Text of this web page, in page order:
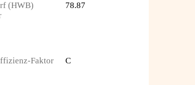
(HWB)
78.87
Faktor C